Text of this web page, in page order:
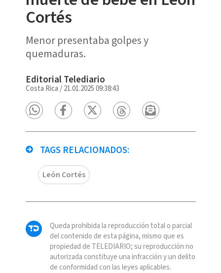
Cortés
Menor presentaba golpes y
quemaduras.
Editorial Telediario
Costa Rica /21.01.2025 09:38:43
TAGS RELACIONADOS:
León Cortés
Queda prohibida la reproducción total o parcial
del contenido de esta página, mismo que es
propiedad de TELEDIARIO; su reproducción no
autorizada constituye una infracción y un delito
de conformidad con las leyes aplicables.